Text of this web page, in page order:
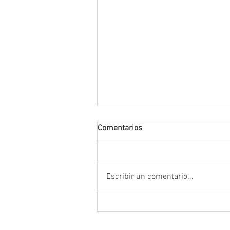
Comentarios
Escribir un comentario...